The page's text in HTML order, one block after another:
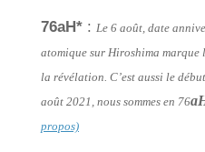
76aH* : Le 6 août, date
atomique sur Hiroshima marque
la révélation. C’est aussi le
août 2021, nous sommes en 76
propos)